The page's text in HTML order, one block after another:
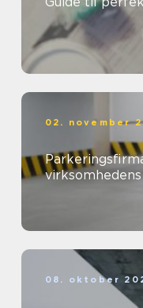
02. november
08. oktober